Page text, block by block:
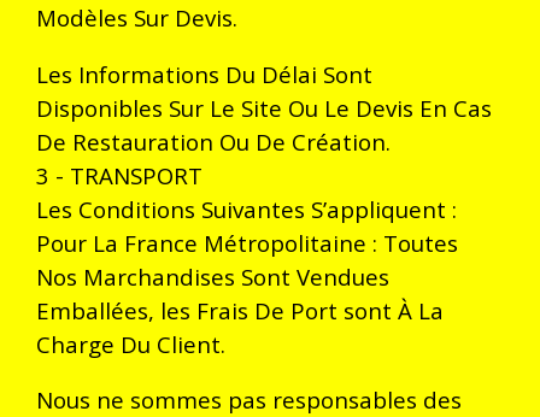
Modèles Sur Devis.
Les Informations Du Délai Sont
Disponibles Sur Le Site Ou Le Devis En Cas
De Restauration Ou De Création.
3 - TRANSPORT
Les Conditions Suivantes S’appliquent :
Pour La France Métropolitaine : Toutes
Nos Marchandises Sont Vendues
Emballées, les Frais De Port sont À La
Charge Du Client.
Nous ne sommes pas responsables des